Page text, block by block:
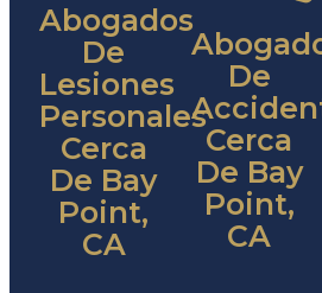
Abogados
De
Lesiones
Personales
Cerca
De Bay
Point,
CA
De
Cerca
De Bay
Point,
CA